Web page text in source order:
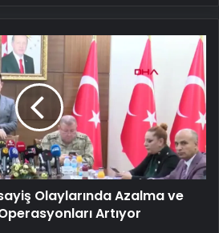
Olaylarında Azalma ve
Artıyor